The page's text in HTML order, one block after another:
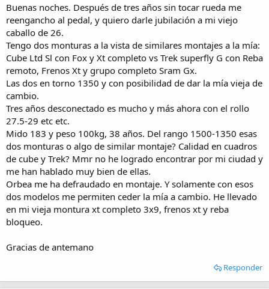
i
c
i
o
Buenas noches. Después de tres años sin tocar rueda me
reengancho al pedal, y quiero darle jubilación a mi viejo
caballo de 26.
Tengo dos monturas a la vista de similares montajes a la mía:
Cube Ltd Sl con Fox y Xt completo vs Trek superfly G con Reba
remoto, Frenos Xt y grupo completo Sram Gx.
Las dos en torno 1350 y con posibilidad de dar la mía vieja de
cambio.
Tres años desconectado es mucho y más ahora con el rollo
27.5-29 etc etc.
Mido 183 y peso 100kg, 38 años. Del rango 1500-1350 esas
dos monturas o algo de similar montaje? Calidad en cuadros
de cube y Trek? Mmr no he logrado encontrar por mi ciudad y
me han hablado muy bien de ellas.
Orbea me ha defraudado en montaje. Y solamente con esos
dos modelos me permiten ceder la mía a cambio. He llevado
en mi vieja montura xt completo 3x9, frenos xt y reba
bloqueo.
Gracias de antemano
Responder